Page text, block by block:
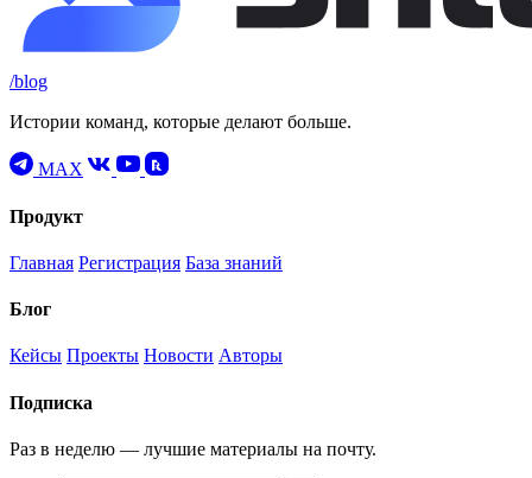
/blog
Истории команд, которые делают больше.
MAX
Продукт
Главная Регистрация База знаний
Блог
Кейсы Проекты Новости Авторы
Подписка
Раз в неделю — лучшие материалы на почту.